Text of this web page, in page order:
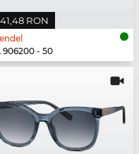
RON
906200 - 50